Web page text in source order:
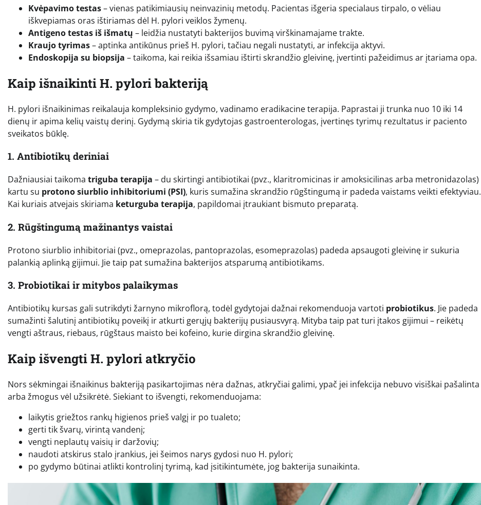
Kvėpavimo testas– vienas patikimiausių neinvazinių metodų. Pacientas išgeria specialaus tirpalo, o vėliau
iškvepiamas oras ištiriamas dėl H. pylori veiklos žymenų.
Antigeno testas iš išmatų – leidžia nustatyti bakterijos buvimą virškinamajame trakte.
Kraujo tyrimas– aptinka antikūnus prieš H. pylori, tačiau negali nustatyti, ar infekcija aktyvi.
Endoskopija su biopsija – taikoma, kai reikia išsamiau ištirti skrandžio gleivinę, įvertinti pažeidimus ar įtariama opa.
Kaip išnaikinti H. pylori bakteriją
H. pylori išnaikinimas reikalauja kompleksinio gydymo, vadinamo eradikacine terapija. Paprastai ji trunka nuo 10 iki 14
dienų ir apima kelių vaistų derinį. Gydymą skiria tik gydytojas gastroenterologas, įvertinęs tyrimų rezultatus ir paciento
sveikatos būklę.
1. Antibiotikų deriniai
Dažniausiai taikoma triguba terapija – du skirtingi antibiotikai (pvz., klaritromicinas ir amoksicilinas arba metronidazolas)
kartu su protono siurblio inhibitoriumi (PSI), kuris sumažina skrandžio rūgštingumą ir padeda vaistams veikti efektyviau.
Kai kuriais atvejais skiriama keturguba terapija, papildomai įtraukiant bismuto preparatą.
2. Rūgštingumą mažinantys vaistai
Protono siurblio inhibitoriai (pvz., omeprazolas, pantoprazolas, esomeprazolas) padeda apsaugoti gleivinę ir sukuria
palankią aplinką gijimui. Jie taip pat sumažina bakterijos atsparumą antibiotikams.
3. Probiotikai ir mitybos palaikymas
Antibiotikų kursas gali sutrikdyti žarnyno mikroflorą, todėl gydytojai dažnai rekomenduoja vartoti probiotikus. Jie padeda
sumažinti šalutinį antibiotikų poveikį ir atkurti gerųjų bakterijų pusiausvyrą. Mityba taip pat turi įtakos gijimui – reikėtų
vengti aštraus, riebaus, rūgštaus maisto bei kofeino, kurie dirgina skrandžio gleivinę.
Kaip išvengti H. pylori atkryčio
Nors sėkmingai išnaikinus bakteriją pasikartojimas nėra dažnas, atkryčiai galimi, ypač jei infekcija nebuvo visiškai pašalinta
arba žmogus vėl užsikrėtė. Siekiant to išvengti, rekomenduojama:
laikytis griežtos rankų higienos prieš valgį ir po tualeto;
gerti tik švarų, virintą vandenį;
vengti neplautų vaisių ir daržovių;
naudoti atskirus stalo įrankius, jei šeimos narys gydosi nuo H. pylori;
po gydymo būtinai atlikti kontrolinį tyrimą, kad įsitikintumėte, jog bakterija sunaikinta.